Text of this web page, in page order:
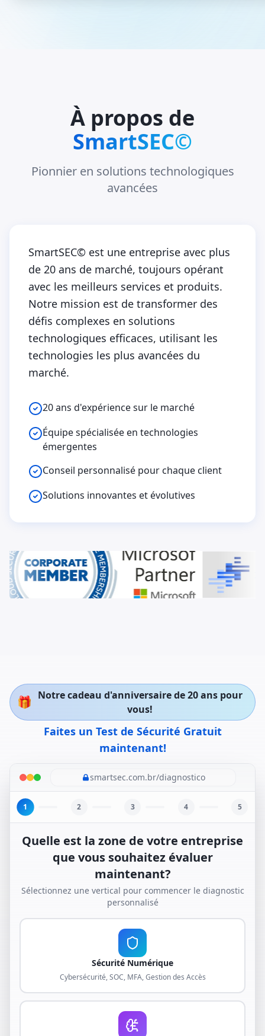
À propos de
SmartSEC©
Pionnier en solutions technologiques
avancées
SmartSEC© est une entreprise avec plus
de 20 ans de marché, toujours opérant
avec les meilleurs services et produits.
Notre mission est de transformer des
défis complexes en solutions
technologiques efficaces, utilisant les
technologies les plus avancées du
marché.
20 ans d'expérience sur le marché
Équipe spécialisée en technologies
émergentes
Conseil personnalisé pour chaque client
Solutions innovantes et évolutives
🎁 Notre cadeau d'anniversaire de 20 ans pour
vous!
Faites un Test de Sécurité Gratuit
maintenant!
smartsec.com.br/diagnostico
1 2 3 4 5
Quelle est la zone de votre entreprise
que vous souhaitez évaluer
maintenant?
Sélectionnez une vertical pour commencer le diagnostic
personnalisé
Sécurité Numérique
Cybersécurité, SOC, MFA, Gestion des Accès